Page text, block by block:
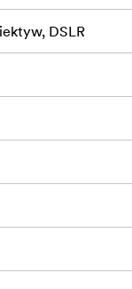
DSLR